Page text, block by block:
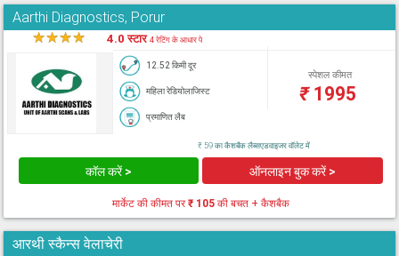
Aarthi Diagnostics, Porur
★★★★ 4.0 स्टार4 रेटिंग के आधार पे
12.52 किमी दूर
महिला रेडियोलाजिस्ट
प्रमाणित लैब
स्पेशल कीमत
₹1995
₹ 59 का कैशबैक लैब्सएडवाइजर वॉलेट में
कॉल करें > ऑनलाइन बुक करें >
मार्केट की कीमत पर₹ 105की बचत + कैशबैक
आरथी स्कैन्स वेलाचेरी